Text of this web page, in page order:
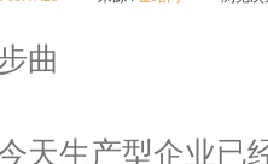
曲
天生产型企业已